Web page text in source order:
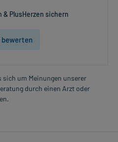
PlusHerzen sichern
sich um Meinungen unserer
durch einen Arzt oder